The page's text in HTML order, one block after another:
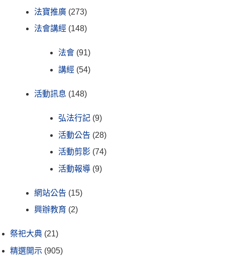
法寶推廣 (273)
法會講經 (148)
法會 (91)
講經 (54)
活動訊息 (148)
弘法行記 (9)
活動公告 (28)
活動剪影 (74)
活動報導 (9)
網站公告 (15)
興辦教育 (2)
祭祀大典 (21)
精選開示 (905)